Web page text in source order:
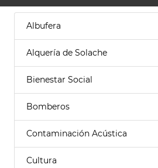
Albufera
Alquería de Solache
Bienestar Social
Bomberos
Contaminación Acústica
Cultura